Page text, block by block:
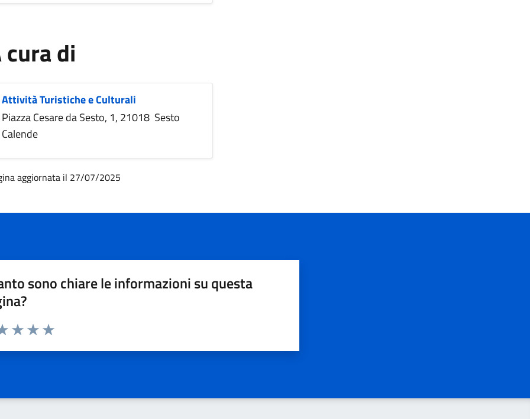
cura di
Attività Turistiche e Culturali
Piazza Cesare da Sesto, 1, 21018 Sesto
Calende
aggiornata il 27/07/2025
sono chiare le informazioni su questa
1 a 5 stelle la pagina